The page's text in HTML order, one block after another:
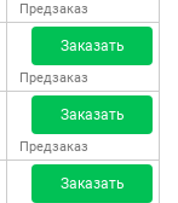
Предзаказ
Заказать
Предзаказ
Заказать
Предзаказ
Заказать